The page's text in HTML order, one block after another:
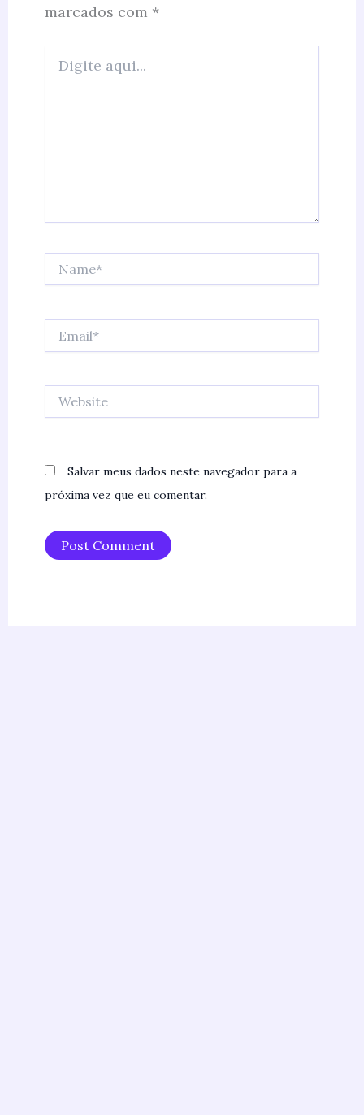
marcados com *
aqui...
Salvar meus dados neste navegador para a
próxima vez que eu comentar.